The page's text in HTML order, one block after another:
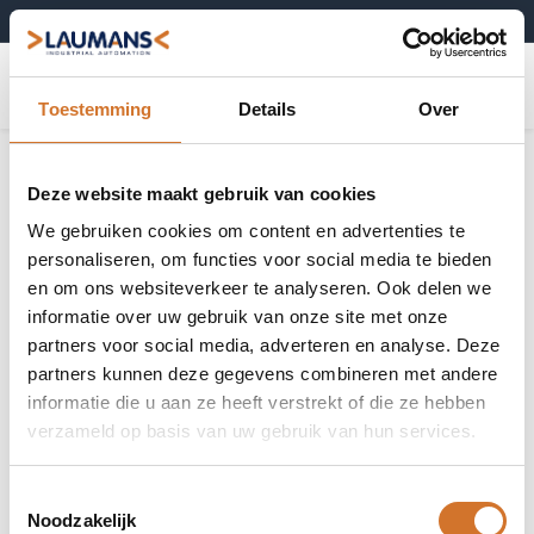
Toestemming Details Over
Deze website maakt gebruik van cookies
We gebruiken cookies om content en advertenties te
personaliseren, om functies voor social media te bieden
en om ons websiteverkeer te analyseren. Ook delen we
informatie over uw gebruik van onze site met onze
partners voor social media, adverteren en analyse. Deze
partners kunnen deze gegevens combineren met andere
informatie die u aan ze heeft verstrekt of die ze hebben
verzameld op basis van uw gebruik van hun services.
Noodzakelijk
0